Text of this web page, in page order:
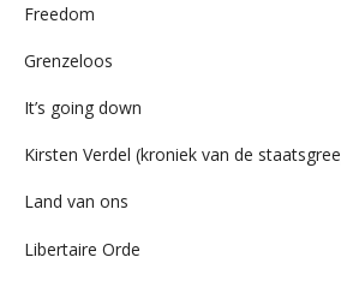
Freedom
Grenzeloos
It’s going down
Kirsten Verdel (kroniek van de
Land van ons
Libertaire Orde